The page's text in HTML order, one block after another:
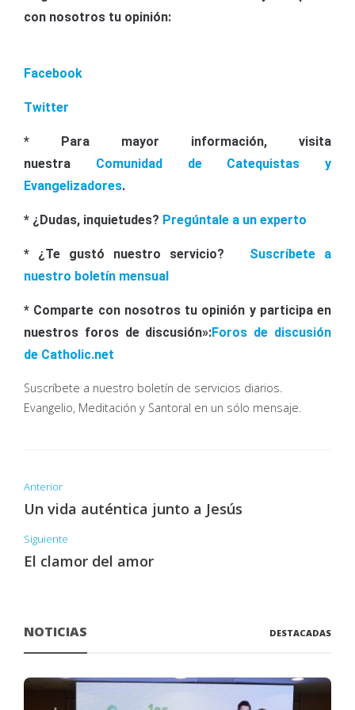
con nosotros tu opinión:
Facebook
Twitter
* Para mayor información, visita
nuestra Comunidad de Catequistas y
Evangelizadores.
* ¿Dudas, inquietudes? Pregúntale a un experto
* ¿Te gustó nuestro servicio? Suscríbete a
nuestro boletín mensual
* Comparte con nosotros tu opinión y participa en
nuestros foros de discusión»:Foros de discusión
de Catholic.net
Suscríbete a nuestro boletín de servicios diarios.
Evangelio, Meditación y Santoral en un sólo mensaje.
Anterior
Un vida auténtica junto a Jesús
Siguiente
El clamor del amor
NOTICIAS DESTACADAS